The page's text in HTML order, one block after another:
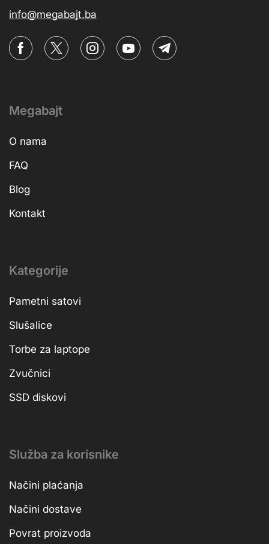
info@megabajt.ba
Megabajt
O nama
FAQ
Blog
Kontakt
Kategorije
Pametni satovi
Slušalice
Torbe za laptope
Zvučnici
SSD diskovi
Služba za korisnike
Načini plaćanja
Načini dostave
Povrat proizvoda